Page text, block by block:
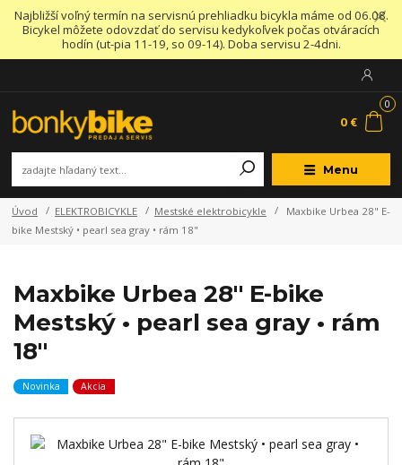
Najbližší voľný termín na servisnú prehliadku bicykla máme od 06.08.
Bicykel môžete odovzdať do servisu kedykoľvek počas otváracích
hodín (ut-pia 11-19, so 09-14). Doba servisu 2-4dni.
Menu
0
0 €
Úvod ELEKTROBICYKLE Mestské elektrobicykle
Maxbike Urbea 28" E-
bike Mestský • pearl sea gray • rám 18"
Maxbike Urbea 28" E-bike
Mestský • pearl sea gray • rám
18"
Novinka Akcia